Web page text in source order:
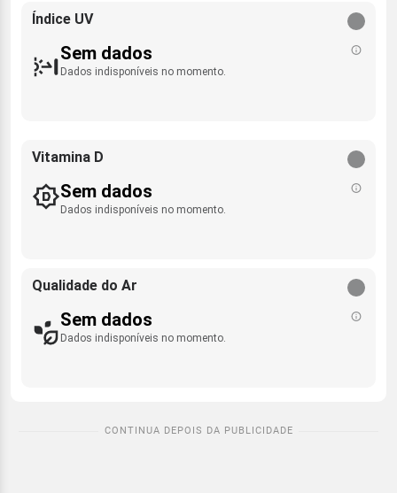
Índice UV
Sem dados
Dados indisponíveis no momento.
Vitamina D
Sem dados
Dados indisponíveis no momento.
Qualidade do Ar
Sem dados
Dados indisponíveis no momento.